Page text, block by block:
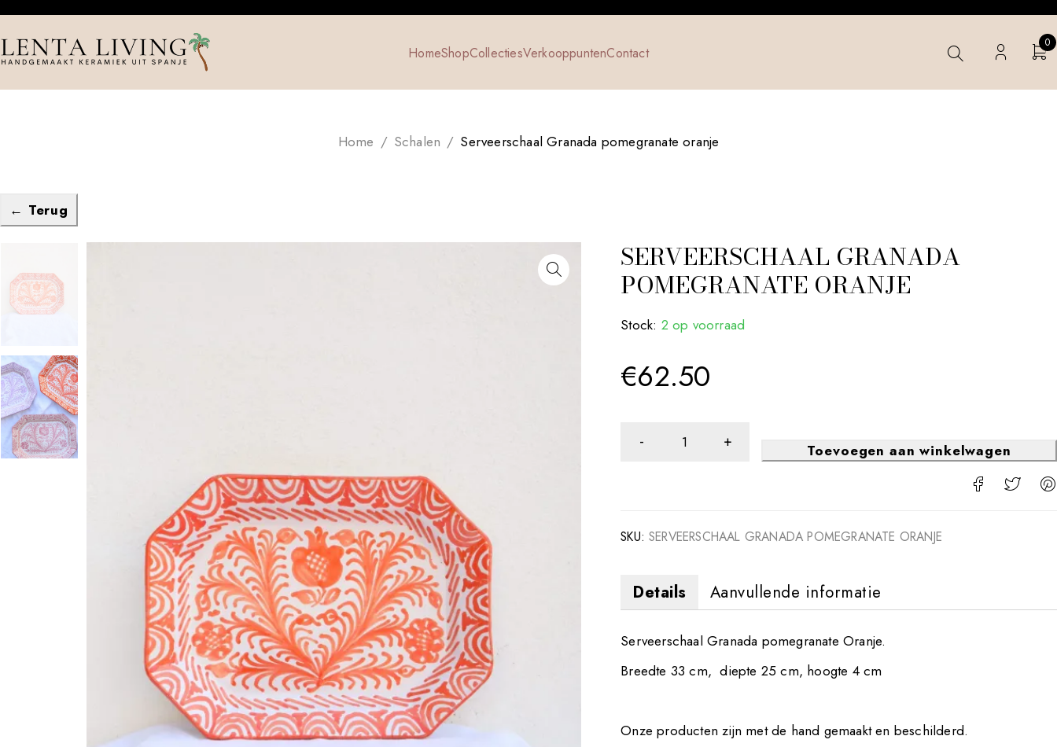
HomeShopCollectiesVerkooppuntenContact
0
Home / Schalen / Serveerschaal Granada pomegranate oranje
← Terug
SERVEERSCHAAL GRANADA
POMEGRANATE ORANJE
Stock: 2 op voorraad
€62.50
Toevoegen aan winkelwagen
SKU: SERVEERSCHAAL GRANADA POMEGRANATE ORANJE
Details Aanvullende informatie
Serveerschaal Granada pomegranate Oranje.
Breedte 33 cm, diepte 25 cm, hoogte 4 cm
Onze producten zijn met de hand gemaakt en beschilderd.